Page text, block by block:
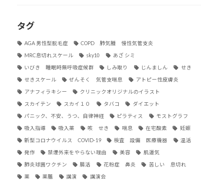
タグ
AGA 男性型脱毛症 COPD 肺気腫 慢性気管支炎
MRC息切れスケール sky10 あざ シミ
いびき 睡眠時無呼吸症候群 しみ取り じんましん せき
せきスケール ぜんそく 気管支喘息 アトピー性皮膚炎
アナフィラキシー クリニックオリジナルのイラスト
スカイテン スカイ１０ タバコ ダイエット
パニック、不安、うつ、自律神経 ピラティス モストグラフ
吸入指導 吸入薬 咳 せき 喘息 在宅酸素 妊娠
新型コロナウイルス COVID-19 検査 設備 医療機器 温活
発作 禁煙外来をやらない理由 美容 肌運気
肺炎球菌ワクチン 腸活 花粉症 鼻炎 苦しい 息切れ
薬 薬膳 講演 講演会